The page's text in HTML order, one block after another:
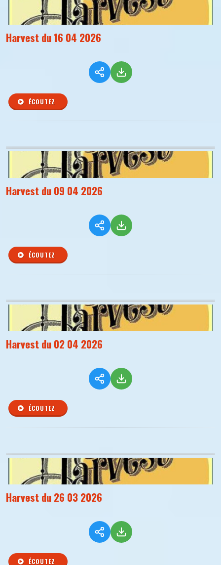
Harvest du 16 04 2026
ÉCOUTEZ
Harvest du 09 04 2026
ÉCOUTEZ
Harvest du 02 04 2026
ÉCOUTEZ
Harvest du 26 03 2026
ÉCOUTEZ